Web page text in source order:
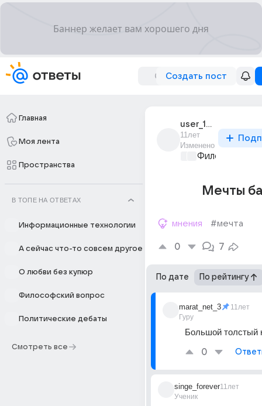
Создать пост
Главная
Моя лента
Пространства
В ТОПЕ НА ОТВЕТАХ
Информационные технологии
А сейчас что-то совсем другое
О любви без купюр
Философский вопрос
Политические дебаты
Смотреть все
user_185354150
11лет
Изменено
Философский
Мечты
мнения #мечта
0 7
По дате По рейтингу
marat_net_3
Гуру
11лет
Большой толстый
0
singe_forever
Ученик
11лет